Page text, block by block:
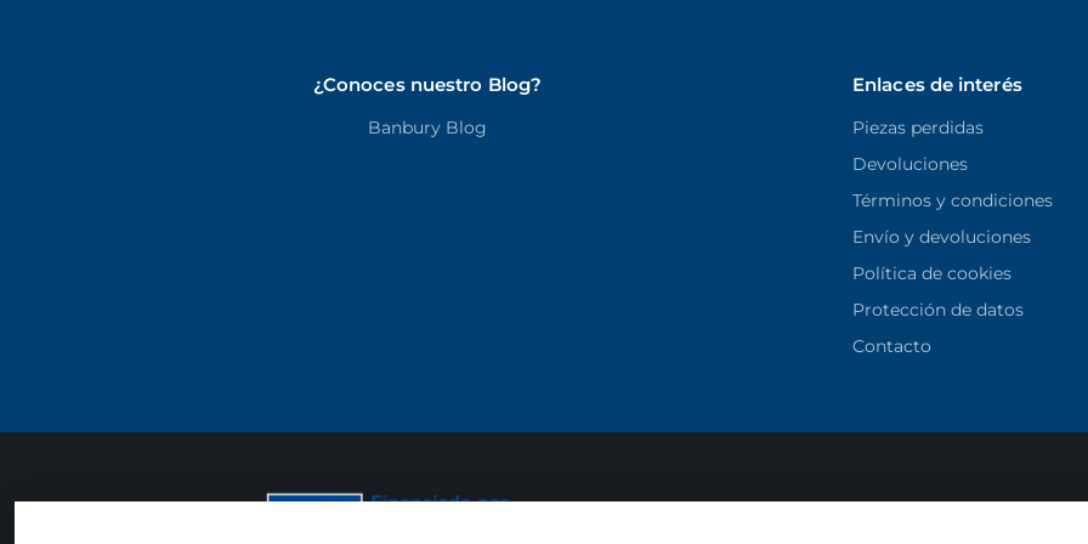
¿Conoces nuestro Blog?
Banbury Blog
Enlaces de interés
Piezas perdidas
Devoluciones
Términos y condiciones
Envío y devoluciones
Política de cookies
Protección de datos
Contacto